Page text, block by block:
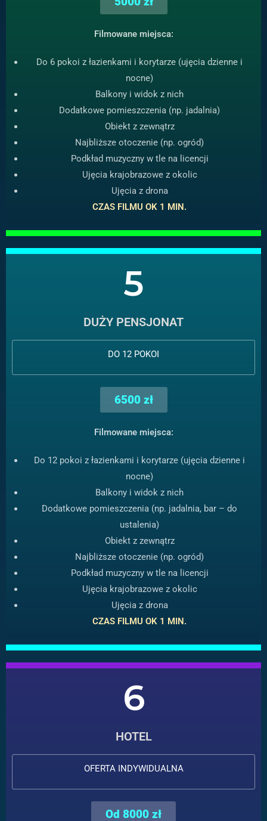
Filmowane miejsca:
Do 6 pokoi z łazienkami i korytarze (ujęcia dzienne i
nocne)
Balkony i widok z nich
Dodatkowe pomieszczenia (np. jadalnia)
Obiekt z zewnątrz
Najbliższe otoczenie (np. ogród)
Podkład muzyczny w tle na licencji
Ujęcia krajobrazowe z okolic
Ujęcia z drona
CZAS FILMU OK 1 MIN.
5
DUŻY PENSJONAT
DO 12 POKOI
6500 zł
Filmowane miejsca:
Do 12 pokoi z łazienkami i korytarze (ujęcia dzienne i
nocne)
Balkony i widok z nich
Dodatkowe pomieszczenia (np. jadalnia, bar – do
ustalenia)
Obiekt z zewnątrz
Najbliższe otoczenie (np. ogród)
Podkład muzyczny w tle na licencji
Ujęcia krajobrazowe z okolic
Ujęcia z drona
CZAS FILMU OK 1 MIN.
6
HOTEL
OFERTA INDYWIDUALNA
Od 8000 zł